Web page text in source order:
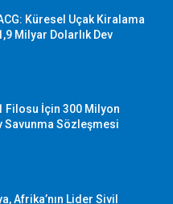
Küresel Uçak Kiralama
Milyar Dolarlık Dev
Filosu İçin 300 Milyon
Savunma Sözleşmesi
Afrika’nın Lider Sivil